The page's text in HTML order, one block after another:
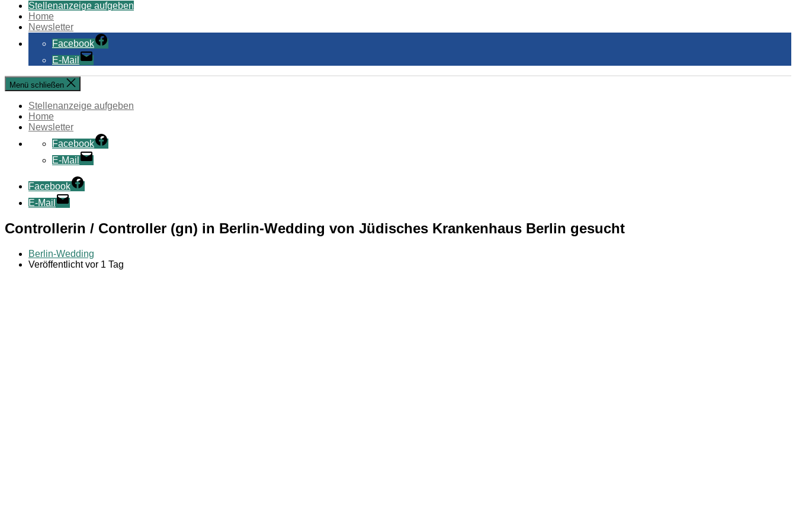
Stellenanzeige aufgeben
Home
Newsletter
Facebook
E-Mail
Menü schließen
Stellenanzeige aufgeben
Home
Newsletter
Facebook
E-Mail
Facebook
E-Mail
Controllerin / Controller (gn) in Berlin-Wedding von Jüdisches Krankenhaus Berlin gesucht
Berlin-Wedding
Veröffentlicht vor 1 Tag